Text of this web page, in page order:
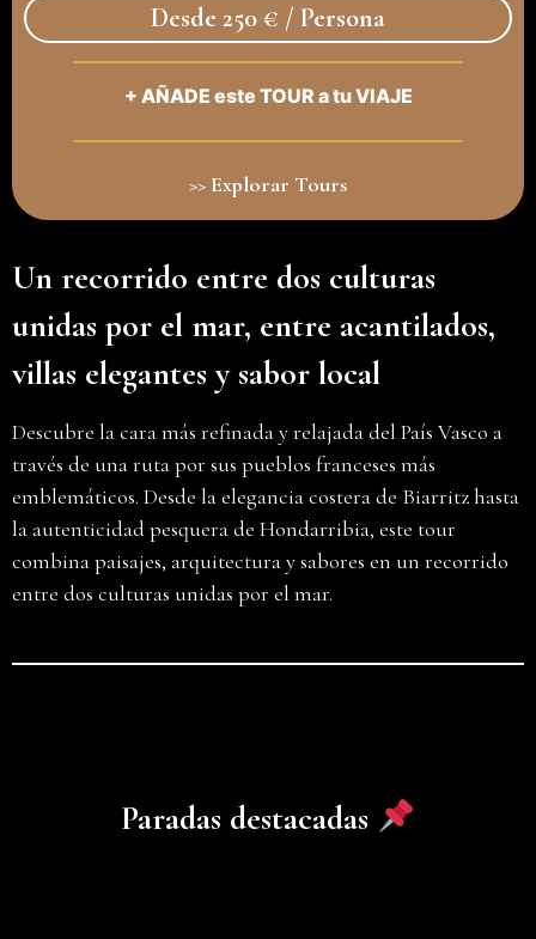
Desde 250 € / Persona
+ AÑADE este TOUR a tu VIAJE
>> Explorar Tours
Un recorrido entre dos culturas
unidas por el mar, entre acantilados,
villas elegantes y sabor local
Descubre la cara más refinada y relajada del País Vasco a
través de una ruta por sus pueblos franceses más
emblemáticos. Desde la elegancia costera de Biarritz hasta
la autenticidad pesquera de Hondarribia, este tour
combina paisajes, arquitectura y sabores en un recorrido
entre dos culturas unidas por el mar.
Paradas destacadas